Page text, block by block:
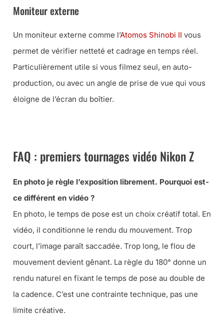
Moniteur externe
Un moniteur externe comme l’Atomos Shinobi II vous
permet de vérifier netteté et cadrage en temps réel.
Particulièrement utile si vous filmez seul, en auto-
production, ou avec un angle de prise de vue qui vous
éloigne de l’écran du boîtier.
FAQ : premiers tournages vidéo Nikon Z
En photo je règle l’exposition librement. Pourquoi est-
ce différent en vidéo ?
En photo, le temps de pose est un choix créatif total. En
vidéo, il conditionne le rendu du mouvement. Trop
court, l’image paraît saccadée. Trop long, le flou de
mouvement devient gênant. La règle du 180° donne un
rendu naturel en fixant le temps de pose au double de
la cadence. C’est une contrainte technique, pas une
limite créative.